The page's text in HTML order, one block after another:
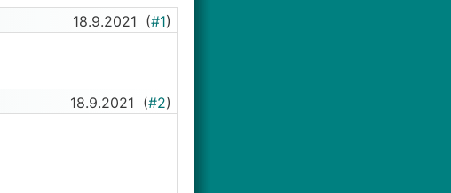
18.9.2021 (#1)
18.9.2021 (#2)